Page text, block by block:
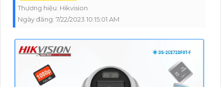
Thương hiệu: Hikvision
Ngày đăng: 7/22/2023 10:15:01 AM